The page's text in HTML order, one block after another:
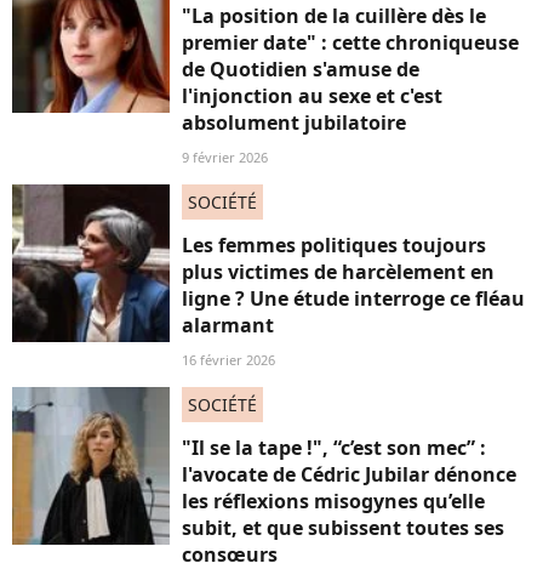
"La position de la cuillère dès le
premier date" : cette chroniqueuse
de Quotidien s'amuse de
l'injonction au sexe et c'est
absolument jubilatoire
9 février 2026
SOCIÉTÉ
Les femmes politiques toujours
plus victimes de harcèlement en
ligne ? Une étude interroge ce fléau
alarmant
16 février 2026
SOCIÉTÉ
"Il se la tape !", “c’est son mec” :
l'avocate de Cédric Jubilar dénonce
les réflexions misogynes qu’elle
subit, et que subissent toutes ses
consœurs